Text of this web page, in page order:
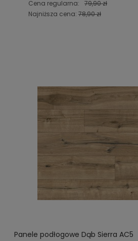
Cena regularna:
79,90 zł
Najniższa cena: 78,90 zł
Panele podłogowe Dąb Sierra AC5